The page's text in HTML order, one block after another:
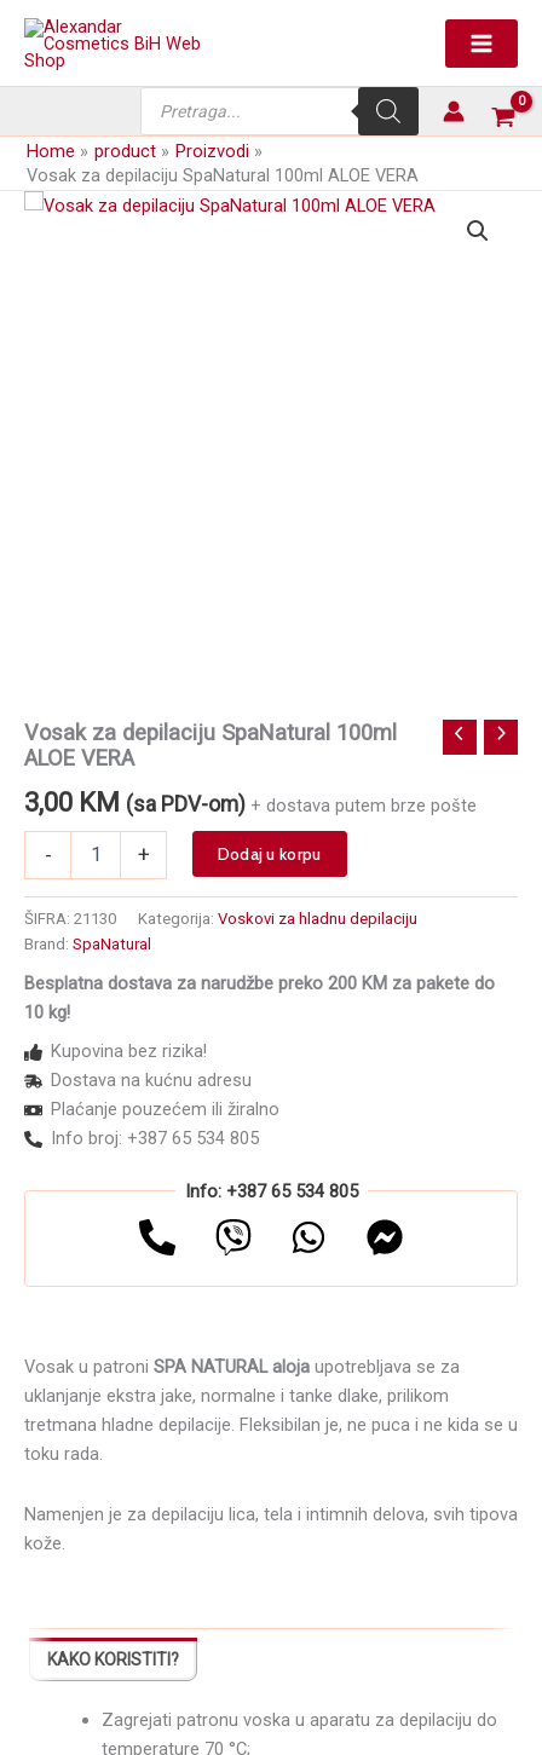
Skip
content
search
Home product
Proizvodi
Vosak za depilaciju SpaNatural 100ml ALOE VERA
Vosak za depilaciju SpaNatural 100ml
ALOE VERA
3,00 KM (sa PDV-om) + dostava putem brze pošte
-
SpaNatural
100ml
VERA
količina
+ Dodaj u korpu
ŠIFRA: 21130 Kategorija: Voskovi za hladnu depilaciju
Brand: SpaNatural
Besplatna dostava za narudžbe preko 200 KM za pakete do
10 kg!
Kupovina bez rizika!
Dostava na kućnu adresu
Plaćanje pouzećem ili žiralno
Info broj: +387 65 534 805
Info: +387 65 534 805
Vosak u patroni SPA NATURAL aloja upotrebljava se za
uklanjanje ekstra jake, normalne i tanke dlake, prilikom
tretmana hladne depilacije. Fleksibilan je, ne puca i ne kida se u
toku rada.
Namenjen je za depilaciju lica, tela i intimnih delova, svih tipova
kože.
KAKO KORISTITI?
Zagrejati patronu voska u aparatu za depilaciju do
temperature 70 °C;
SpaNatural
100ml
ALOE